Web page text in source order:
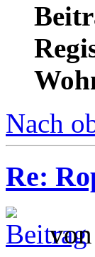
Nach
Re:
von